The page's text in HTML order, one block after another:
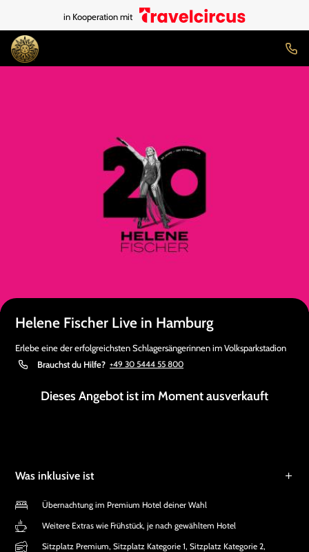
in Kooperation mit
Helene Fischer Live in Hamburg
Erlebe eine der erfolgreichsten Schlagersängerinnen im Volksparkstadion
Brauchst du Hilfe? +49 30 5444 55 800
Dieses Angebot ist im Moment ausverkauft
Was inklusive ist
Übernachtung im Premium Hotel deiner Wahl
Weitere Extras wie Frühstück, je nach gewähltem Hotel
Sitzplatz Premium, Sitzplatz Kategorie 1, Sitzplatz Kategorie 2,